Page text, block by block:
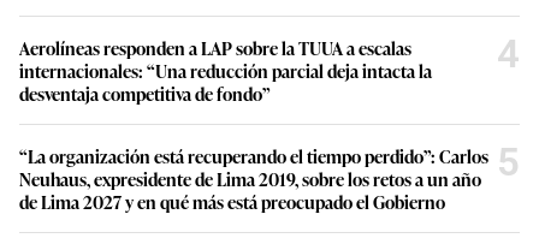
Aerolíneas responden a LAP sobre la TUUA a escalas
internacionales: “Una reducción parcial deja intacta la
desventaja competitiva de fondo”
4
“La organización está recuperando el tiempo perdido”: Carlos
Neuhaus, expresidente de Lima 2019, sobre los retos a un año
de Lima 2027 y en qué más está preocupado el Gobierno
5